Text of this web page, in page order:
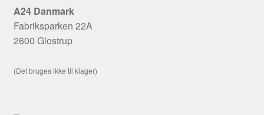
A24 Danmark
Fabriksparken 22A
2600 Glostrup
(Det bruges ikke til klager)